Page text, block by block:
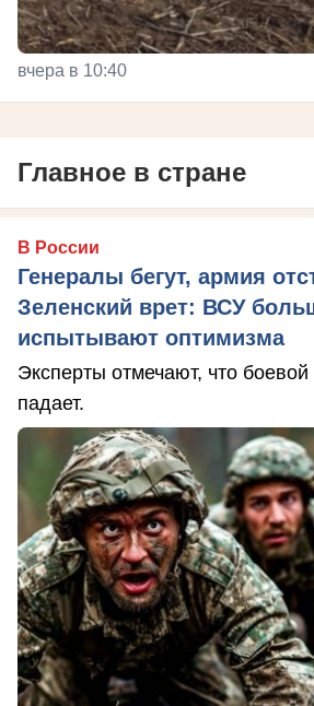
вчера в 10:40
Главное в стране
В России
Генералы бегут, армия
Зеленский врет: ВСУ
испытывают оптимизма
Эксперты отмечают, что боевой
падает.